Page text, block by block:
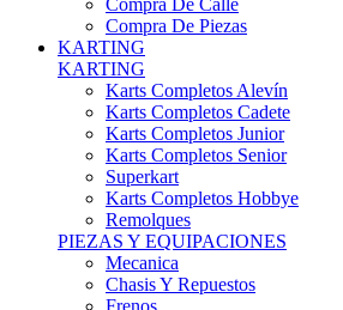
KARTING
KARTING
Karts Completos Alevín
Karts Completos Cadete
Karts Completos Junior
Karts Completos Senior
Superkart
Karts Completos Hobbye
Remolques
PIEZAS Y EQUIPACIONES
Mecanica
Chasis Y Repuestos
Frenos
Llantas